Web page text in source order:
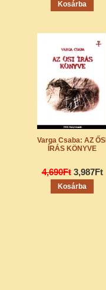
Varga Csaba: AZ ŐSI
ÍRÁS KÖNYVE
4,690Ft 3,987Ft